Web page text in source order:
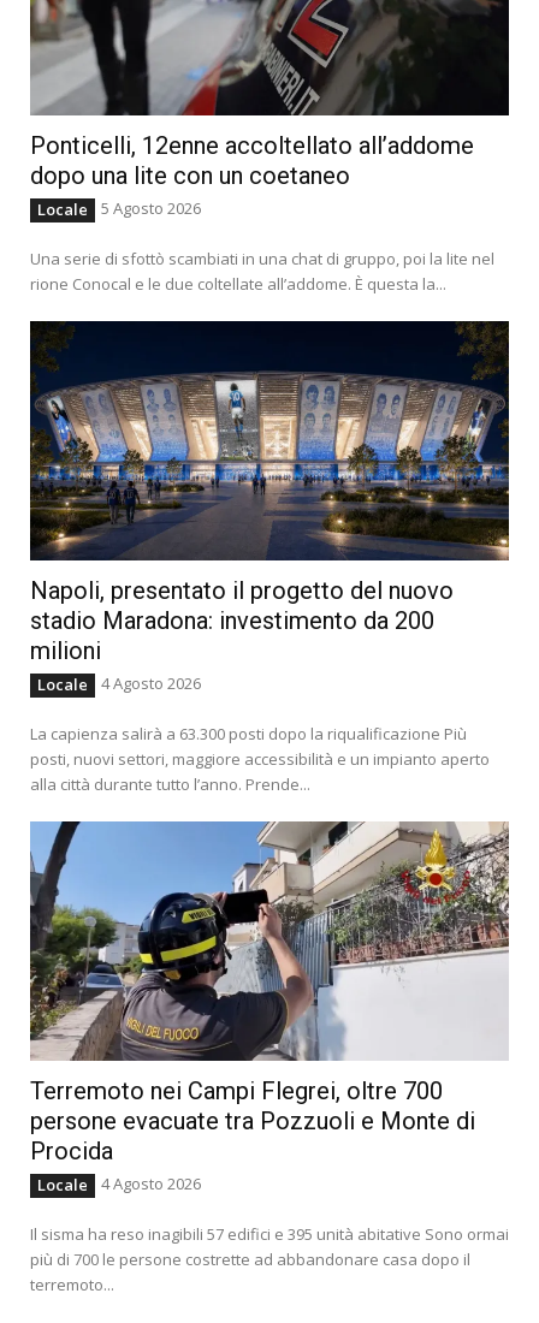
Ponticelli, 12enne accoltellato all’addome
dopo una lite con un coetaneo
Locale 5 Agosto 2026
Una serie di sfottò scambiati in una chat di gruppo, poi la lite nel
rione Conocal e le due coltellate all’addome. È questa la...
Napoli, presentato il progetto del nuovo
stadio Maradona: investimento da 200
milioni
Locale 4 Agosto 2026
La capienza salirà a 63.300 posti dopo la riqualificazione Più
posti, nuovi settori, maggiore accessibilità e un impianto aperto
alla città durante tutto l’anno. Prende...
Terremoto nei Campi Flegrei, oltre 700
persone evacuate tra Pozzuoli e Monte di
Procida
Locale 4 Agosto 2026
Il sisma ha reso inagibili 57 edifici e 395 unità abitative Sono ormai
più di 700 le persone costrette ad abbandonare casa dopo il
terremoto...